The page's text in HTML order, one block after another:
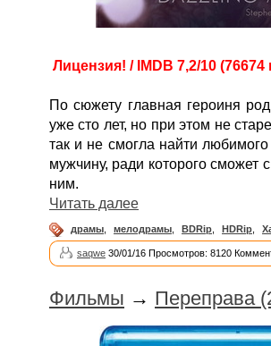
Лицензия! / IMDB 7,2/10
По сюжету главная героиня
уже сто лет, но при этом не
так и не смогла найти
мужчину, ради которого сможет
ним.
Читать далее
драмы мелодрамы BDRip HDRip
saqwe 30/01/16 Просмотров: 8120
Фильмы → Переправа